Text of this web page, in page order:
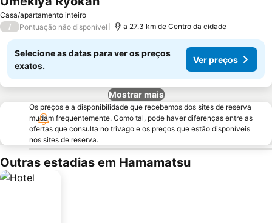
Casa/apartamento inteiro
Ver preços
/ Pontuação não disponível a 27.3 km de Centro da cidade
Selecione as datas para ver os preços
exatos.
Ver preços
Mostrar mais
Os preços e a disponibilidade que recebemos dos sites de reserva
mudam frequentemente. Como tal, pode haver diferenças entre as
ofertas que consulta no trivago e os preços que estão disponíveis
nos sites de reserva.
Outras estadias em Hamamatsu